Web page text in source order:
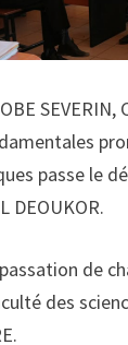
passe le
DEOUKOR.
de
des